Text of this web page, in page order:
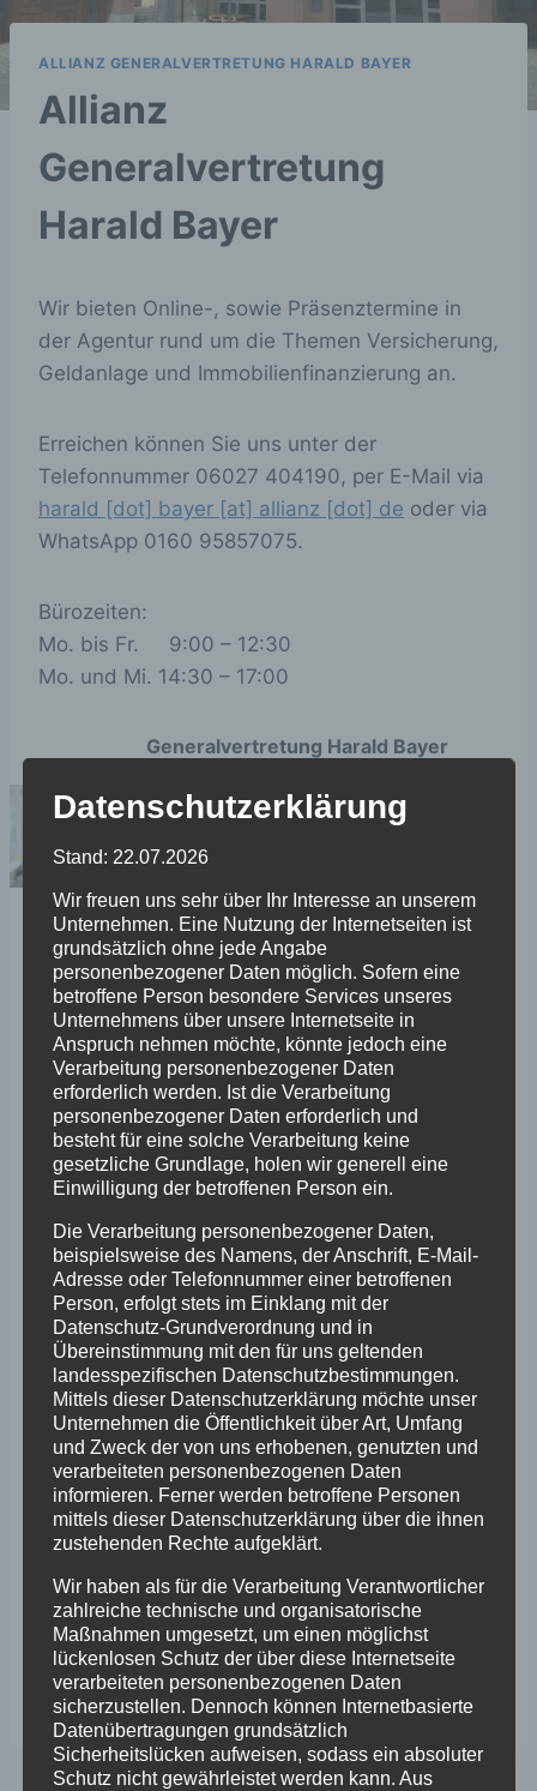
ALLIANZ GENERALVERTRETUNG HARALD BAYER
Allianz
Generalvertretung
Harald Bayer
Wir bieten Online-, sowie Präsenztermine in
der Agentur rund um die Themen Versicherung,
Geldanlage und Immobilienfinanzierung an.
Erreichen können Sie uns unter der
Telefonnummer 06027 404190, per E-Mail via
harald [dot] bayer [at] allianz [dot] de oder via
WhatsApp 0160 95857075.
Bürozeiten:
Mo. bis Fr. 9:00 – 12:30
Mo. und Mi. 14:30 – 17:00
Generalvertretung Harald Bayer
63801 Kleinostheim
Telefax: 06027 4041919
Mobil: 0160 95857975 (nur
Whatsapp)
E-Mail:harald [dot] bayer [at] allianz [dot] de
Homepage:
https://vertretung.allianz.de/harald.bayer/
Facebook:
https://www.facebook.com/allianz.bayer/
Xing:
https://www.xing.com/profile/Harald_Bayer6
YouTube:
https://www.youtube.com/channel/UCMylGdB1
NuCTQ8Ln1E7XoDg
Datenschutzerklärung
Stand: 22.07.2026
Wir freuen uns sehr über Ihr Interesse an unserem
Unternehmen. Eine Nutzung der Internetseiten ist
grundsätzlich ohne jede Angabe
personenbezogener Daten möglich. Sofern eine
betroffene Person besondere Services unseres
Unternehmens über unsere Internetseite in
Anspruch nehmen möchte, könnte jedoch eine
Verarbeitung personenbezogener Daten
erforderlich werden. Ist die Verarbeitung
personenbezogener Daten erforderlich und
besteht für eine solche Verarbeitung keine
gesetzliche Grundlage, holen wir generell eine
Einwilligung der betroffenen Person ein.
Die Verarbeitung personenbezogener Daten,
beispielsweise des Namens, der Anschrift, E-Mail-
Adresse oder Telefonnummer einer betroffenen
Person, erfolgt stets im Einklang mit der
Datenschutz-Grundverordnung und in
Übereinstimmung mit den für uns geltenden
landesspezifischen Datenschutzbestimmungen.
Mittels dieser Datenschutzerklärung möchte unser
Unternehmen die Öffentlichkeit über Art, Umfang
und Zweck der von uns erhobenen, genutzten und
verarbeiteten personenbezogenen Daten
informieren. Ferner werden betroffene Personen
mittels dieser Datenschutzerklärung über die ihnen
zustehenden Rechte aufgeklärt.
Wir haben als für die Verarbeitung Verantwortlicher
zahlreiche technische und organisatorische
Maßnahmen umgesetzt, um einen möglichst
lückenlosen Schutz der über diese Internetseite
verarbeiteten personenbezogenen Daten
sicherzustellen. Dennoch können Internetbasierte
Datenübertragungen grundsätzlich
Sicherheitslücken aufweisen, sodass ein absoluter
Schutz nicht gewährleistet werden kann. Aus